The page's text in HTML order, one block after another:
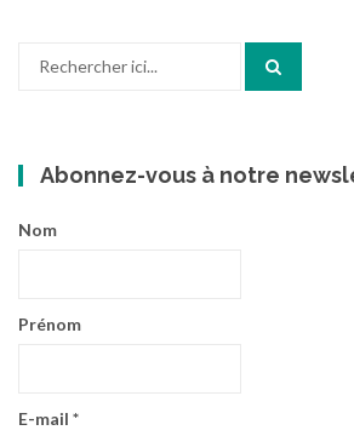
Abonnez-vous à notre
Nom
Prénom
E-mail *